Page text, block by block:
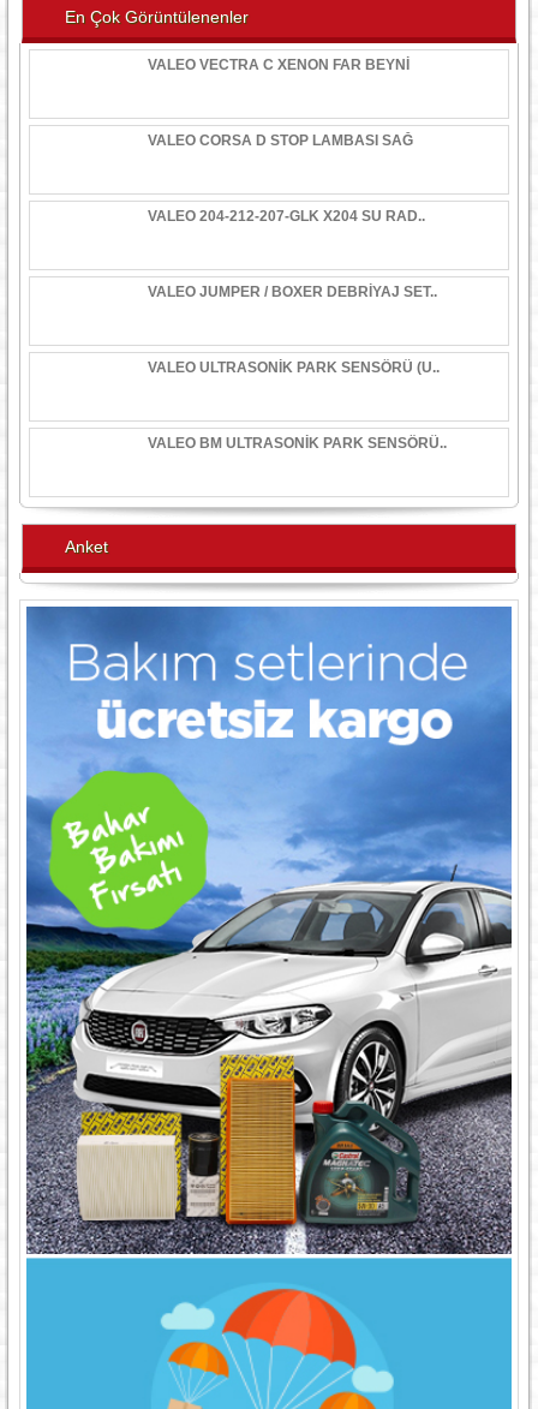
En Çok Görüntülenenler
VALEO VECTRA C XENON FAR BEYNİ
VALEO CORSA D STOP LAMBASI SAĞ
VALEO 204-212-207-GLK X204 SU RAD..
VALEO JUMPER / BOXER DEBRİYAJ SET..
VALEO ULTRASONİK PARK SENSÖRÜ (U..
VALEO BM ULTRASONİK PARK SENSÖRÜ..
Anket